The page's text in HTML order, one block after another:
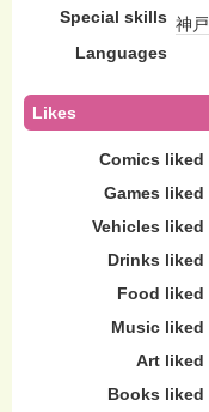
Special skills
Languages
神戸
Likes
Comics liked
Games liked
Vehicles liked
Drinks liked
Food liked
Music liked
Art liked
Books liked